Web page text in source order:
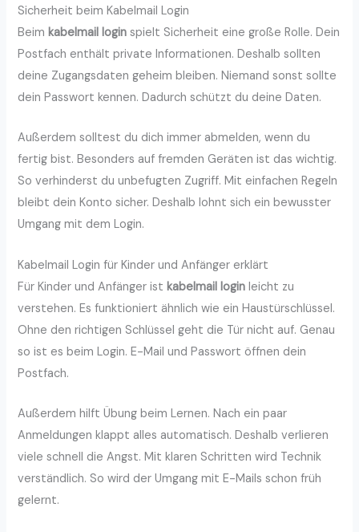
Sicherheit beim Kabelmail Login
Beimkabelmail login spielt Sicherheit eine große Rolle. Dein
Postfach enthält private Informationen. Deshalb sollten
deine Zugangsdaten geheim bleiben. Niemand sonst sollte
dein Passwort kennen. Dadurch schützt du deine Daten.
Außerdem solltest du dich immer abmelden, wenn du
fertig bist. Besonders auf fremden Geräten ist das wichtig.
So verhinderst du unbefugten Zugriff. Mit einfachen Regeln
bleibt dein Konto sicher. Deshalb lohnt sich ein bewusster
Umgang mit dem Login.
Kabelmail Login für Kinder und Anfänger erklärt
Für Kinder und Anfänger ist kabelmail login leicht zu
verstehen. Es funktioniert ähnlich wie ein Haustürschlüssel.
Ohne den richtigen Schlüssel geht die Tür nicht auf. Genau
so ist es beim Login. E-Mail und Passwort öffnen dein
Postfach.
Außerdem hilft Übung beim Lernen. Nach ein paar
Anmeldungen klappt alles automatisch. Deshalb verlieren
viele schnell die Angst. Mit klaren Schritten wird Technik
verständlich. So wird der Umgang mit E-Mails schon früh
gelernt.